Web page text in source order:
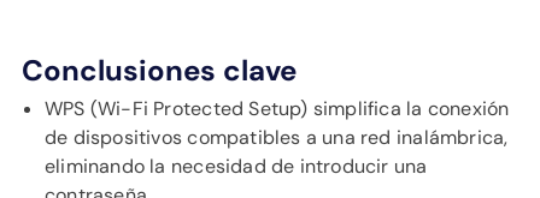
APOYO
IDIOMA
Conclusiones clave
WPS (Wi-Fi Protected Setup) simplifica la conexión
de dispositivos compatibles a una red inalámbrica,
eliminando la necesidad de introducir una